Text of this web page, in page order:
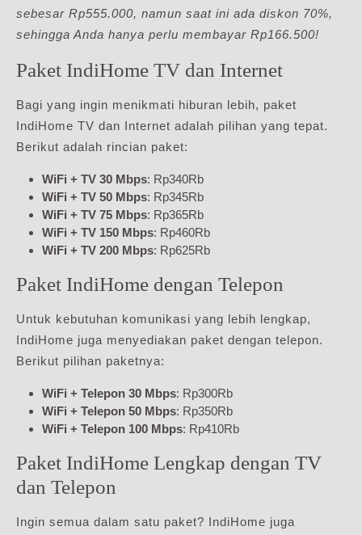
sebesar Rp555.000, namun saat ini ada diskon 70%,
sehingga Anda hanya perlu membayar Rp166.500!
Paket IndiHome TV dan Internet
Bagi yang ingin menikmati hiburan lebih, paket
IndiHome TV dan Internet adalah pilihan yang tepat.
Berikut adalah rincian paket:
WiFi + TV 30 Mbps: Rp340Rb
WiFi + TV 50 Mbps: Rp345Rb
WiFi + TV 75 Mbps: Rp365Rb
WiFi + TV 150 Mbps: Rp460Rb
WiFi + TV 200 Mbps: Rp625Rb
Paket IndiHome dengan Telepon
Untuk kebutuhan komunikasi yang lebih lengkap,
IndiHome juga menyediakan paket dengan telepon.
Berikut pilihan paketnya:
WiFi + Telepon 30 Mbps: Rp300Rb
WiFi + Telepon 50 Mbps: Rp350Rb
WiFi + Telepon 100 Mbps: Rp410Rb
Paket IndiHome Lengkap dengan TV
dan Telepon
Ingin semua dalam satu paket? IndiHome juga